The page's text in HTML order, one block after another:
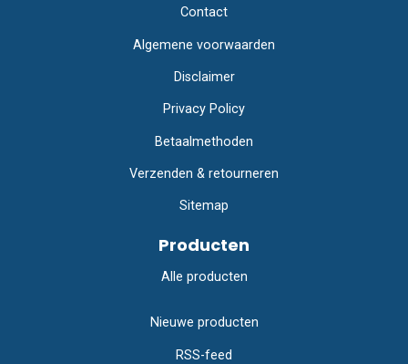
Contact
Algemene voorwaarden
Disclaimer
Privacy Policy
Betaalmethoden
Verzenden & retourneren
Sitemap
Producten
Alle producten
Nieuwe producten
RSS-feed